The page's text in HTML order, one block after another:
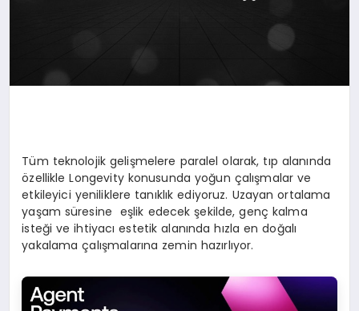
Tüm teknolojik gelişmelere paralel olarak, tıp alanında
özellikle Longevity konusunda yoğun çalışmalar ve
etkileyici yeniliklere tanıklık ediyoruz. Uzayan ortalama
yaşam süresine eşlik edecek şekilde, genç kalma
isteği ve ihtiyacı estetik alanında hızla en doğalı
yakalama çalışmalarına zemin hazırlıyor.